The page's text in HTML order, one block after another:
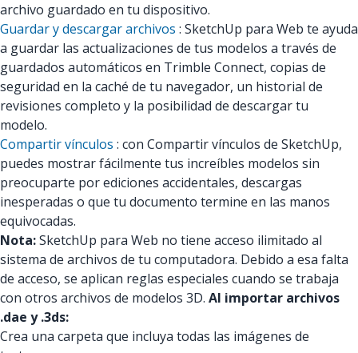
archivo guardado en tu dispositivo.
Guardar y descargar archivos : SketchUp para Web te ayuda
a guardar las actualizaciones de tus modelos a través de
guardados automáticos en Trimble Connect, copias de
seguridad en la caché de tu navegador, un historial de
revisiones completo y la posibilidad de descargar tu
modelo.
Compartir vínculos : con Compartir vínculos de SketchUp,
puedes mostrar fácilmente tus increíbles modelos sin
preocuparte por ediciones accidentales, descargas
inesperadas o que tu documento termine en las manos
equivocadas.
Nota:SketchUp para Web no tiene acceso ilimitado al
sistema de archivos de tu computadora. Debido a esa falta
de acceso, se aplican reglas especiales cuando se trabaja
con otros archivos de modelos 3D. Al importar archivos
.dae y .3ds:
Crea una carpeta que incluya todas las imágenes de